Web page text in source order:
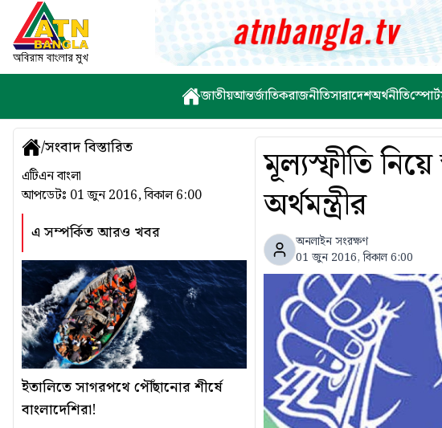
জাতীয়আন্তর্জাতিকরাজনীতিসারাদেশঅর্থনীতি
/সংবাদ বিস্তারিত
এটিএন বাংলা
আপডেটঃ 01 জুন 2016, বিকাল 6:00
এ সম্পর্কিত আরও খবর
ইতালিতে সাগরপথে পৌঁছানোর শীর্ষে
বাংলাদেশিরা!
মূল্যস্ফীতি নিয়ে
অর্থমন্ত্রীর
অনলাইন সংরক্ষণ
01 জুন 2016, বিকাল 6:00